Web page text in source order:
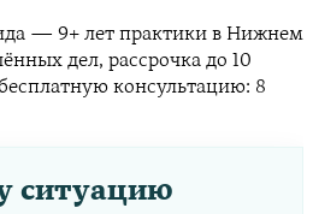
— 9+ лет практики в Нижнем
дел, рассрочка до 10
консультацию: 8
ситуацию